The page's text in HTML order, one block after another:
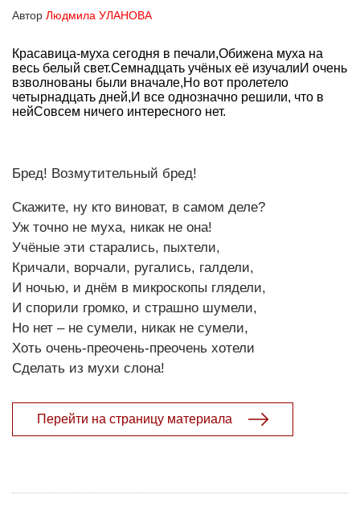
Автор Людмила УЛАНОВА
Красавица-муха сегодня в печали,Обижена муха на
весь белый свет.Семнадцать учёных её изучалиИ очень
взволнованы были вначале,Но вот пролетело
четырнадцать дней,И все однозначно решили, что в
нейСовсем ничего интересного нет.
Бред! Возмутительный бред!
Скажите, ну кто виноват, в самом деле?
Уж точно не муха, никак не она!
Учёные эти старались, пыхтели,
Кричали, ворчали, ругались, галдели,
И ночью, и днём в микроскопы глядели,
И спорили громко, и страшно шумели,
Но нет – не сумели, никак не сумели,
Хоть очень-преочень-преочень хотели
Сделать из мухи слона!
Перейти на страницу материала